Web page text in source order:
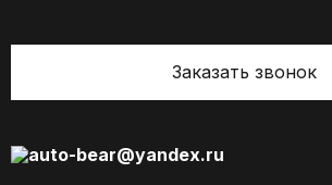
Заказать звонок
auto-bear@yandex.ru